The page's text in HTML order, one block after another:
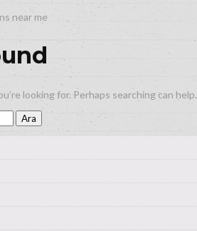
near me
looking for. Perhaps searching can help.